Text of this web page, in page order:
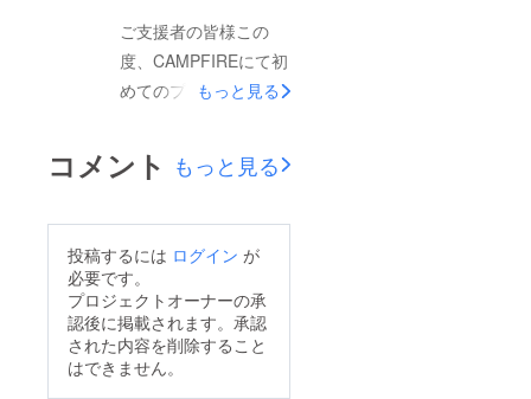
ご支援者の皆様この
度、CAMPFIREにて初
めてのプロジェクトを
した、株式会社アル
ファネットです。私は
クトで、掲載までに時
間がかかってしまいま
したが、弊社の「スパ
イベルト」の良さをご
もっと見る
コメント もっと見る
投稿するには ログイン が
必要です。
プロジェクトオーナーの承
認後に掲載されます。承認
された内容を削除すること
はできません。